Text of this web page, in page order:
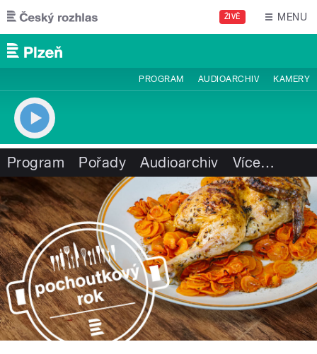
Přejít k hlavnímu obsahu
ŽIVĚ MENU
PROGRAM AUDIOARCHIV KAMERY
Program Pořady Audioarchiv Více…